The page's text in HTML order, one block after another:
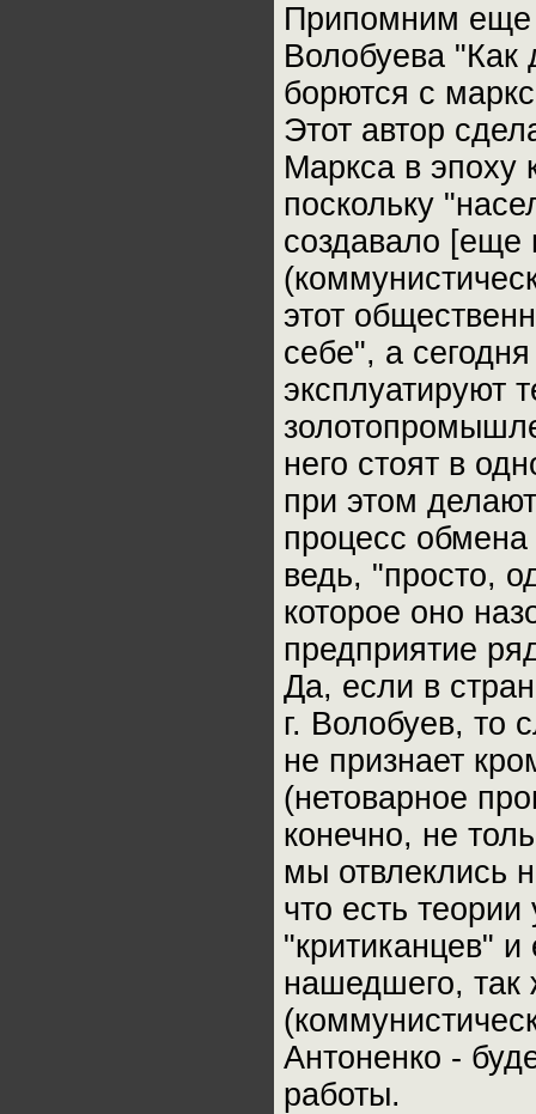
Припомним еще
Волобуева "Как
борются с
Этот автор
Маркса в эпоху
поскольку
создавало [еще
этот
себе", а
эксплуатируют
него стоят в
при этом
процесс обмена
ведь, "просто,
которое оно
предприятие
Да, если в
г. Волобуев, то
не признает
(нетоварное
конечно, не
мы отвлеклись
что есть
"критиканцев"
нашедшего, так
Антоненко -
работы.